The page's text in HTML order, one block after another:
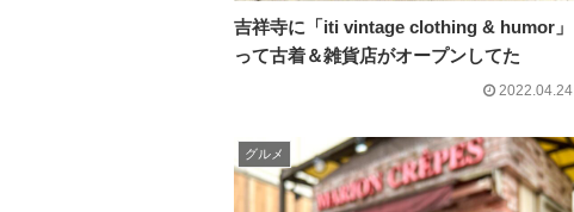
吉祥寺に「iti vintage clothing & humor」
って古着＆雑貨店がオープンしてた
2022.04.24
グルメ